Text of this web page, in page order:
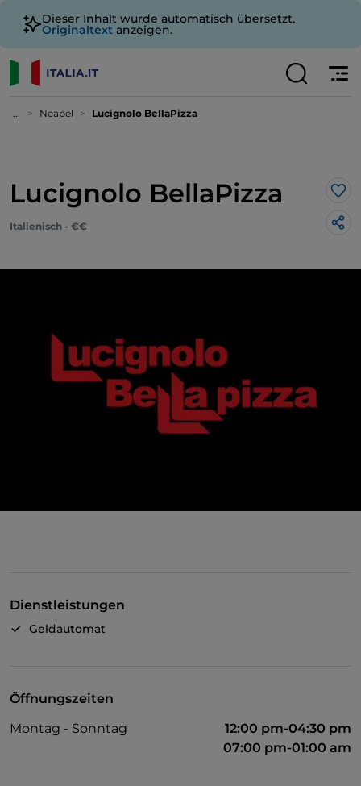
Dieser Inhalt wurde automatisch übersetzt.
Originaltext anzeigen.
... Neapel Lucignolo BellaPizza
Lucignolo BellaPizza
Italienisch - €€
Dienstleistungen
Geldautomat
Öffnungszeiten
Montag - Sonntag
12:00 pm-04:30 pm
07:00 pm-01:00 am